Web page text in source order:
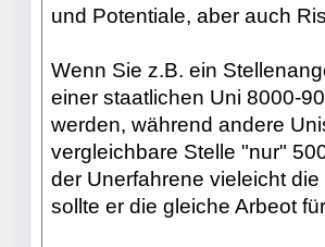
und Potentiale, aber auch
Wenn Sie z.B. ein
einer staatlichen Uni 8000-
werden, während andere
vergleichbare Stelle "nur"
der Unerfahrene vieleicht
sollte er die gleiche Arbeot